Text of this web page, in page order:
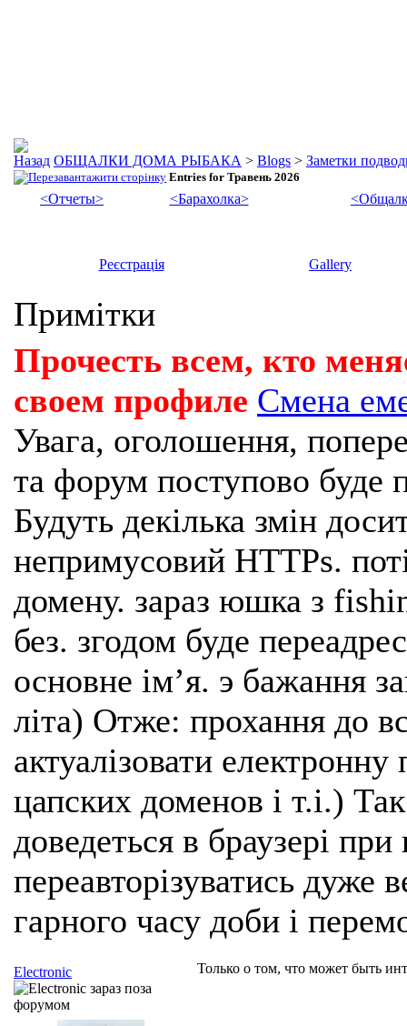
ОБЩАЛКИ ДОМА РЫБАКА > Blogs > Заметки
Entries for Травень 2026
<Отчеты> <Барахолка>
Реєстрація Gallery
Примітки
Прочесть всем, кто
своем профиле Смена
Увага, оголошення,
та форум поступово буде
Будуть декілька змін
непримусовий HTTPs.
домену. зараз юшка з
без. згодом буде
основне імʼя. э бажання
літа) Отже: прохання до
актуалізовати
цапских доменов і т.і.)
доведеться в браузері
переавторізуватись
гарного часу доби і
Только о том, что может быть
Electronic